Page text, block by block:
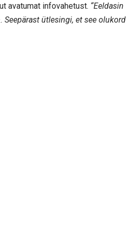
avatumat infovahetust. “Eeldasin
Seepärast ütlesingi, et see olukord